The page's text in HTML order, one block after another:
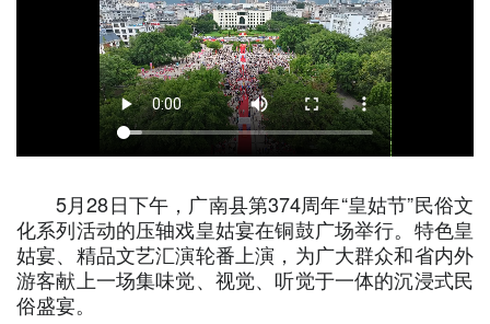
社会 科教
商务
县市
文山市 砚山县 西畴县 麻栗坡县
马关县 丘北县 广南县 富宁县
视听
5月28日下午，广南县第374周年“皇姑节”民俗文
化系列活动的压轴戏皇姑宴在铜鼓广场举行。特色皇
姑宴、精品文艺汇演轮番上演，为广大群众和省内外
游客献上一场集味觉、视觉、听觉于一体的沉浸式民
俗盛宴。